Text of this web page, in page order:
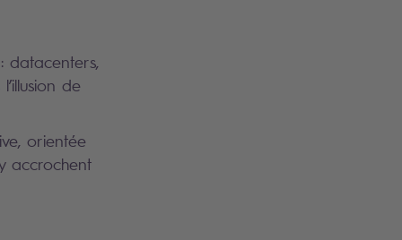
datacenters,
de
orientée
accrochent